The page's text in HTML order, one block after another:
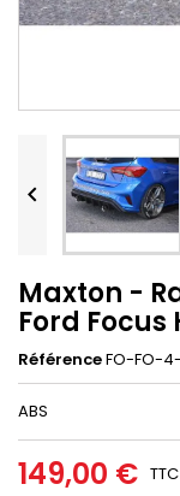

Maxton -
Ford Focus
RéférenceFO-FO-4-
ABS
149,00 € TTC